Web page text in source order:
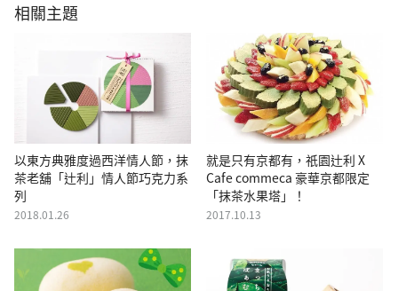
相關主題
以東方典雅度過西洋情人節，抹
茶老舖「辻利」情人節巧克力系
列
2018.01.26
就是只有京都有，祇園辻利 X
Cafe commeca 豪華京都限定
「抹茶水果塔」！
2017.10.13